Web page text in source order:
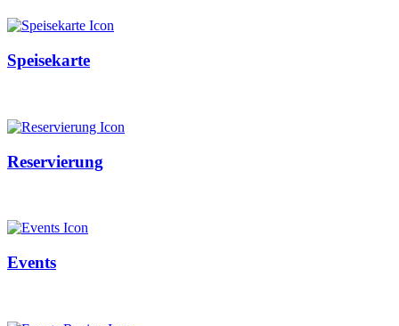
Speisekarte
Reservierung
Events